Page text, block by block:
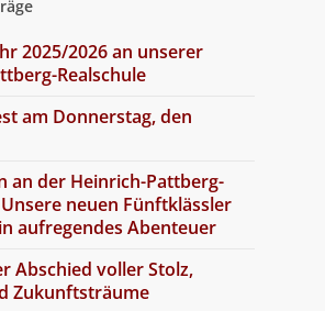
2025/2026 an unserer
Realschule
am Donnerstag, den
an der Heinrich-Pattberg-
neuen Fünftklässler
aufregendes Abenteuer
Abschied voller Stolz,
Zukunftsträume